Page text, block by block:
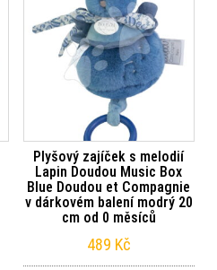
Plyšový zajíček s melodií
Lapin Doudou Music Box
Blue Doudou et Compagnie
v dárkovém balení modrý 20
cm od 0 měsíců
489 Kč